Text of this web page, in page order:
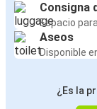
Consigna
Espacio
Aseos
Disponible
¿Es la